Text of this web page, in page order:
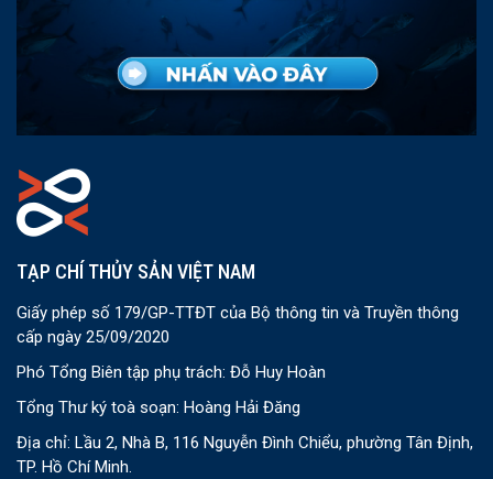
TẠP CHÍ THỦY SẢN VIỆT NAM
Giấy phép số 179/GP-TTĐT của Bộ thông tin và Truyền thông
cấp ngày 25/09/2020
Phó Tổng Biên tập phụ trách: Đỗ Huy Hoàn
Tổng Thư ký toà soạn: Hoàng Hải Đăng
Địa chỉ: Lầu 2, Nhà B, 116 Nguyễn Đình Chiểu, phường Tân Định,
TP. Hồ Chí Minh.